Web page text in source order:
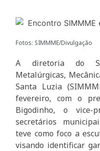
Fotos: SIMMME/Divulgação
A diretoria do
Metalúrgicas,
Santa Luzia
fevereiro, com o
Bigodinho, o vice-
secretários
teve como foco a
visando identificar